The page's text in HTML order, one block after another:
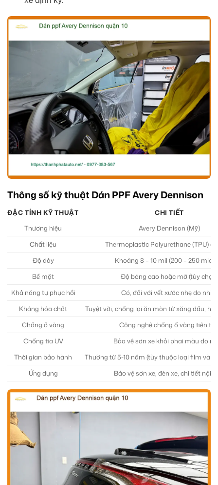
Thông số kỹ thuật Dán PPF Avery Dennison
ĐẶC TÍNH KỸ THUẬT
CHI TIẾT
Thương hiệu
Avery Dennison (Mỹ)
Chất liệu
Thermoplastic Polyurethane (TPU)
Độ dày
Khoảng 8 – 10 mil (200 – 250
Bề mặt
Độ bóng cao hoặc mờ (tùy chọn)
Khả năng tự phục hồi
Có, đối với vết xước nhẹ do nhiệt
Kháng hóa chất
Tuyệt vời, chống lại ăn mòn từ xăng dầu,
Chống ố vàng
Công nghệ chống ố vàng tiên
Chống tia UV
Bảo vệ sơn xe khỏi phai màu do
Thời gian bảo hành
Thường từ 5-10 năm (tùy thuộc loại film và
Ứng dụng
Bảo vệ sơn xe, đèn xe, chi tiết nội